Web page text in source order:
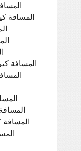
المسافة
المسافة